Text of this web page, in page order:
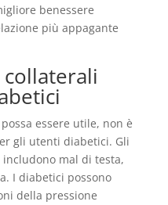
benessere
più appagante
essere utile, non è
gli utenti diabetici. Gli
mal di testa,
I diabetici possono
della pressione